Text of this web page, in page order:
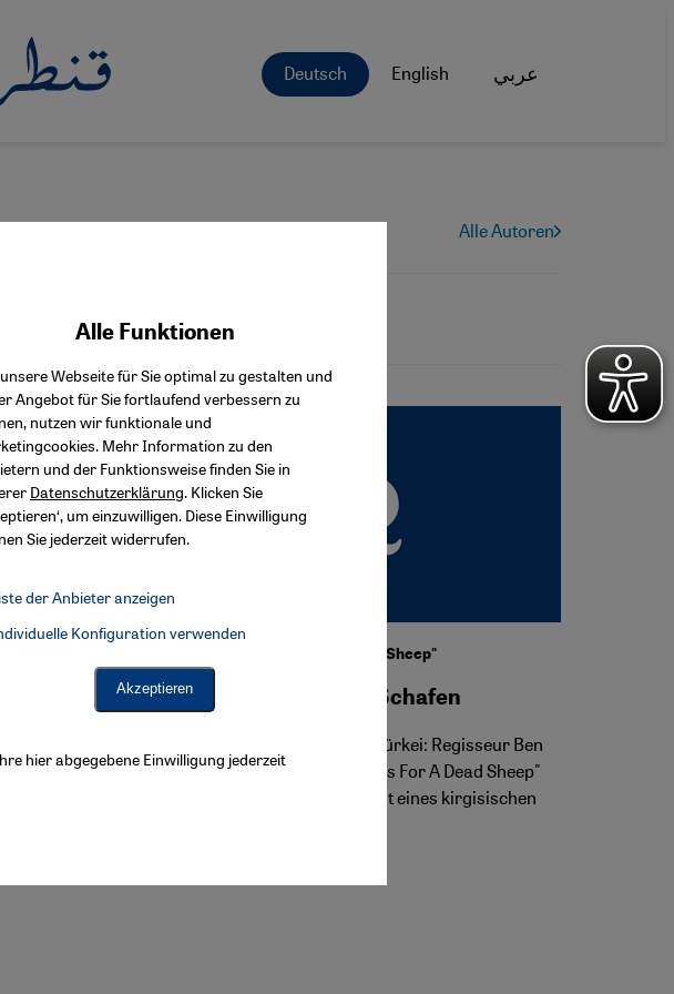
Deutsch English عربي
Alle Autoren
Klinsmann-
WM der
Filmtipp "37 Uses For A Dead Sheep"
Von Menschen und Schafen
Aus dem Pamir in die Ost-Türkei: Regisseur Ben
Hopkins gelingt mit "37 Uses For A Dead Sheep"
das beeindruckende Porträt eines kirgisischen
Alle Funktionen
Webseite für Sie optimal zu gestalten und
Angebot für Sie fortlaufend verbessern zu
nutzen wir funktionale und
Mehr Information zu den
und der Funktionsweise finden Sie in
Datenschutzerklärung. Klicken Sie
um einzuwilligen. Diese Einwilligung
Sie jederzeit widerrufen.
der Anbieter anzeigen
Embed / Facebook Connect, Google Maps Embed, Google Tag Manager, Instagram Embed,
Facebook Embed / Facebook Connect
Embed
Embed
Embed
Maps Embed
Konfiguration verwenden
Akzeptieren
hier abgegebene Einwilligung jederzeit